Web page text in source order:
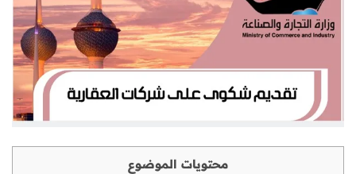
محتويات الموضوع